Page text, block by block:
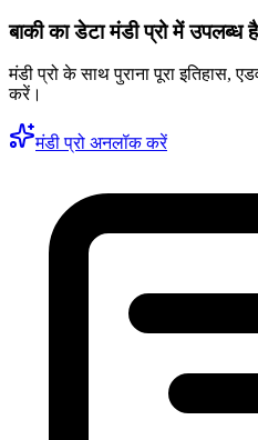
बाकी का डेटा मंडी प्रो में उपलब्ध है
मंडी प्रो के साथ पुराना पूरा
करें।
मंडी प्रो अनलॉक करें